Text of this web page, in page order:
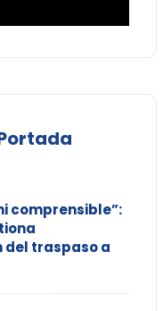
comprensible”:
traspaso a